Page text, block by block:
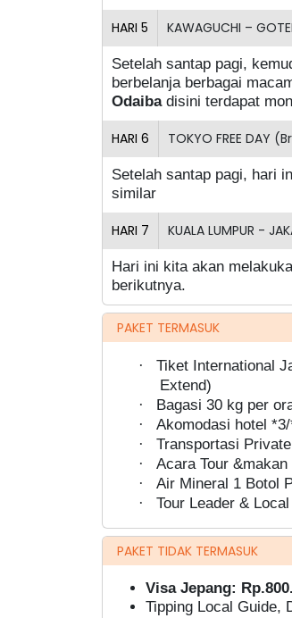
HARI 5
KAWAGUCHI –
Setelah santap pagi,
berbelanja berbagai
Odaibadisini terdapat
HARI 6
TOKYO FREE DAY
Setelah santap pagi, hari
similar
HARI 7
KUALA LUMPUR -
Hari ini kita akan
berikutnya.
PAKET TERMASUK
·
Tiket International
Extend)
· Bagasi 30 kg per
· Akomodasi hotel
· Transportasi
· Acara Tour
· Air Mineral 1 Botol
· Tour Leader &
PAKET TIDAK TERMASUK
Visa Jepang:
Tipping Local Guide,